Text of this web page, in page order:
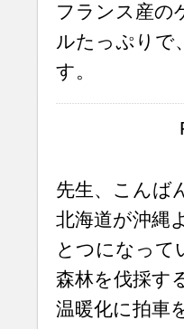
フランス産の
ルたっぷりで
す。
先生、こんば
北海道が沖縄
とつになっ
森林を伐採す
温暖化に拍車